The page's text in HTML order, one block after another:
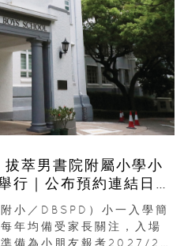
萃男書院附屬小學小
行｜公布預約連結日期
小／DBSPD）小一入學簡
年均備受家長關注，入場
備為小朋友報考2027/28